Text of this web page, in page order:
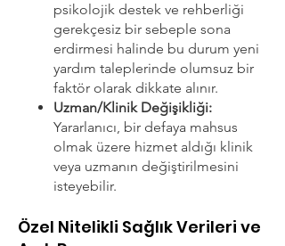
psikolojik destek ve rehberliği
gerekçesiz bir sebeple sona
erdirmesi halinde bu durum yeni
yardım taleplerinde olumsuz bir
faktör olarak dikkate alınır.
Uzman/Klinik Değişikliği:
Yararlanıcı, bir defaya mahsus
olmak üzere hizmet aldığı klinik
veya uzmanın değiştirilmesini
isteyebilir.
Özel Nitelikli Sağlık Verileri ve